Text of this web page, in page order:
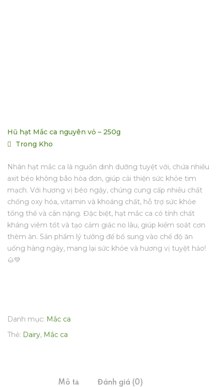
Hũ hạt Mắc ca nguyên vỏ – 250g
Trong Kho
Nhân hạt mắc ca là nguồn dinh dưỡng tuyệt vời, chứa nhiều
axit béo không bão hòa đơn, giúp cải thiện sức khỏe tim
mạch. Với hương vị béo ngậy, chúng cung cấp nhiều chất
chống oxy hóa, vitamin và khoáng chất, hỗ trợ sức khỏe
tổng thể và cân nặng. Đặc biệt, hạt mắc ca có tính chất
kháng viêm tốt và tạo cảm giác no lâu, giúp kiểm soát cơn
thèm ăn. Sản phẩm lý tưởng để bổ sung vào chế độ ăn
uống hàng ngày, mang lại sức khỏe và hương vị tuyệt hảo!
🌰💚
Danh mục: Mắc ca
Thẻ: Dairy, Mắc ca
Mô tả Đánh giá (0)